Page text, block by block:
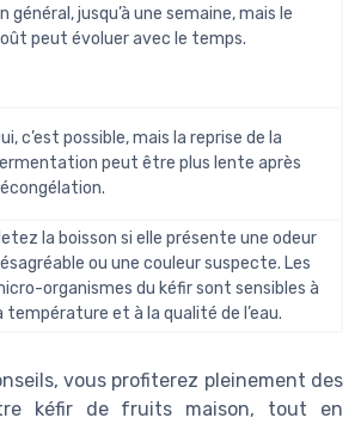
général, jusqu’à une semaine, mais le
peut évoluer avec le temps.
c’est possible, mais la reprise de la
peut être plus lente après
la boisson si elle présente une odeur
ou une couleur suspecte. Les
organismes du kéfir sont sensibles à
température et à la qualité de l’eau.
vous profiterez pleinement des
kéfir de fruits maison, tout en